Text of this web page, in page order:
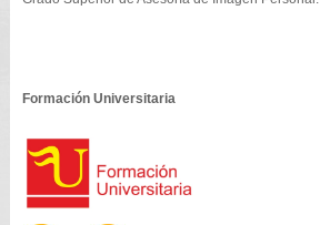
Formación Universitaria